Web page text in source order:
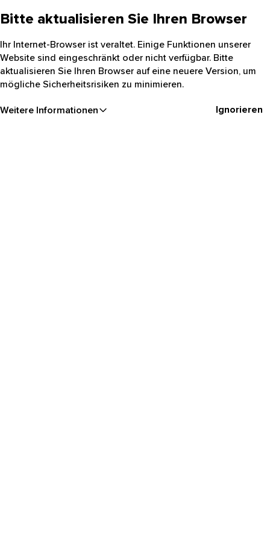
Bitte aktualisieren Sie Ihren Browser
Ihr Internet-Browser ist veraltet. Einige Funktionen unserer
Website sind eingeschränkt oder nicht verfügbar. Bitte
aktualisieren Sie Ihren Browser auf eine neuere Version, um
mögliche Sicherheitsrisiken zu minimieren.
Weitere Informationen Ignorieren